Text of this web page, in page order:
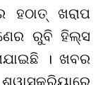
ହଠାତ୍ ଖରାପ
ରୁବି ହିଲ୍ସ
। ଖବର